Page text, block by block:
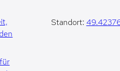
Standort: